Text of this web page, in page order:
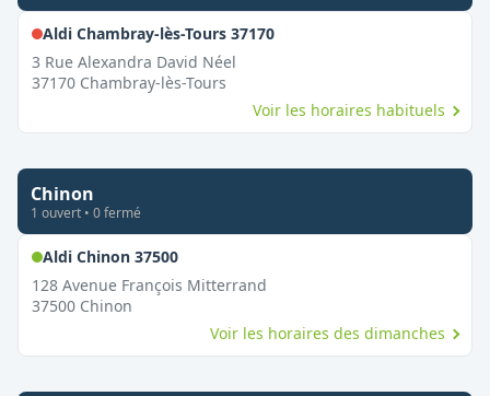
Aldi Chambray-lès-Tours 37170,
3 Rue Alexandra David Néel
37170 Chambray-lès-Tours
Voir les horaires habituels
Chinon
1 ouvert • 0fermé
Aldi Chinon 37500,
128 Avenue François Mitterrand
37500 Chinon
Voir les horaires des dimanches